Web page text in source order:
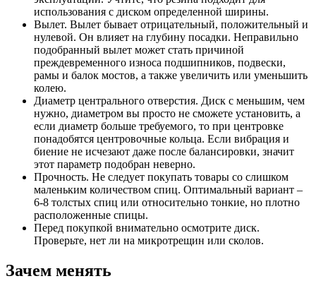
использования с диском определенной ширины.
Вылет. Вылет бывает отрицательный, положительный и
нулевой. Он влияет на глубину посадки. Неправильно
подобранный вылет может стать причиной
преждевременного износа подшипников, подвески,
рамы и балок мостов, а также увеличить или уменьшить
колею.
Диаметр центрального отверстия. Диск с меньшим, чем
нужно, диаметром вы просто не сможете установить, а
если диаметр больше требуемого, то при центровке
понадобятся центровочные кольца. Если вибрация и
биение не исчезают даже после балансировки, значит
этот параметр подобран неверно.
Прочность. Не следует покупать товары со слишком
маленьким количеством спиц. Оптимальный вариант –
6-8 толстых спиц или относительно тонкие, но плотно
расположенные спицы.
Перед покупкой внимательно осмотрите диск.
Проверьте, нет ли на микротрещин или сколов.
Зачем менять